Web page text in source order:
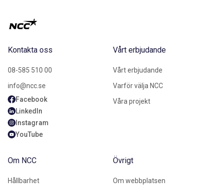
Kontakta oss
08-585 510 00
info@ncc.se
Facebook
LinkedIn
Instagram
YouTube
Vårt erbjudande
Vårt erbjudande
Varför välja NCC
Våra projekt
Om NCC
Hållbarhet
Övrigt
Om webbplatsen